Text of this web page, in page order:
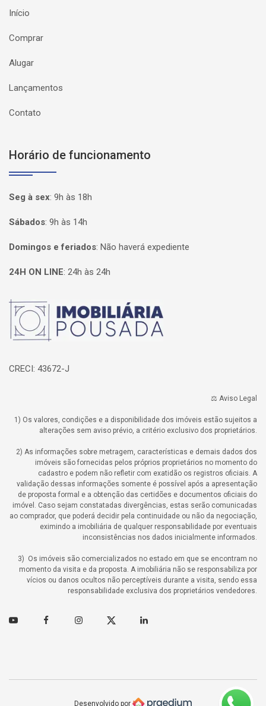
Início
Comprar
Alugar
Lançamentos
Contato
Horário de funcionamento
Seg à sex: 9h às 18h
Sábados: 9h às 14h
Domingos e feriados: Não haverá expediente
24H ON LINE: 24h às 24h
Página inicial
CRECI: 43672-J
⚖️ Aviso Legal
1) Os valores, condições e a disponibilidade dos imóveis estão sujeitos a
alterações sem aviso prévio, a critério exclusivo dos proprietários.
2) As informações sobre metragem, características e demais dados dos
imóveis são fornecidas pelos próprios proprietários no momento do
cadastro e podem não refletir com exatidão os registros oficiais. A
validação dessas informações somente é possível após a apresentação
de proposta formal e a obtenção das certidões e documentos oficiais do
imóvel. Caso sejam constatadas divergências, estas serão comunicadas
ao comprador, que poderá decidir pela continuidade ou não da negociação,
eximindo a imobiliária de qualquer responsabilidade por eventuais
inconsistências nos dados inicialmente informados.
3) Os imóveis são comercializados no estado em que se encontram no
momento da visita e da proposta. A imobiliária não se responsabiliza por
vícios ou danos ocultos não perceptíveis durante a visita, sendo essa
responsabilidade exclusiva dos proprietários vendedores.
Youtube FacebookInstagramTwitter Linkedin
Desenvolvido por